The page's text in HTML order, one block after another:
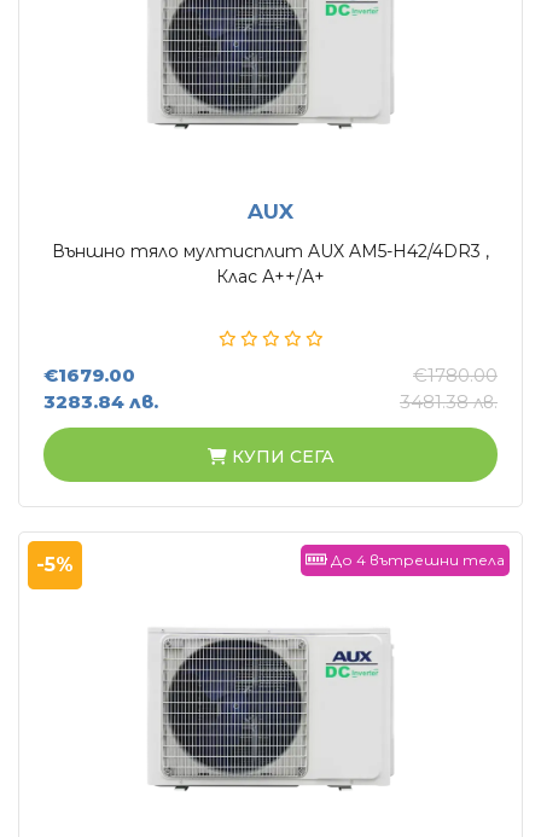
Касетъчни климатици
КОНВЕКТОРИ
Стенни конвектори
БОЙЛЕРИ
Вертикални бойлери
ТЕРМОПОМПИ
Термопомпи въздух - вода
ГРИЖА ЗА ВЪЗДУХА
Въздухопречистватели
АКСЕСОАРИ
AUX
Външно тяло мултисплит AUX AM5-H42/4DR3 ,
Клас А++/А+
€1679.00
3283.84 лв.
€1780.00
3481.38 лв.
КУПИ СЕГА
-5% До 4 вътрешни тела